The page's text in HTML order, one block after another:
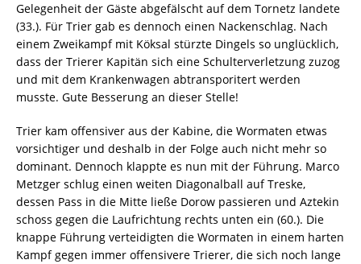
Gelegenheit der Gäste abgefälscht auf dem Tornetz landete
(33.). Für Trier gab es dennoch einen Nackenschlag. Nach
einem Zweikampf mit Köksal stürzte Dingels so unglücklich,
dass der Trierer Kapitän sich eine Schulterverletzung zuzog
und mit dem Krankenwagen abtransporitert werden
musste. Gute Besserung an dieser Stelle!
Trier kam offensiver aus der Kabine, die Wormaten etwas
vorsichtiger und deshalb in der Folge auch nicht mehr so
dominant. Dennoch klappte es nun mit der Führung. Marco
Metzger schlug einen weiten Diagonalball auf Treske,
dessen Pass in die Mitte ließe Dorow passieren und Aztekin
schoss gegen die Laufrichtung rechts unten ein (60.). Die
knappe Führung verteidigten die Wormaten in einem harten
Kampf gegen immer offensivere Trierer, die sich noch lange